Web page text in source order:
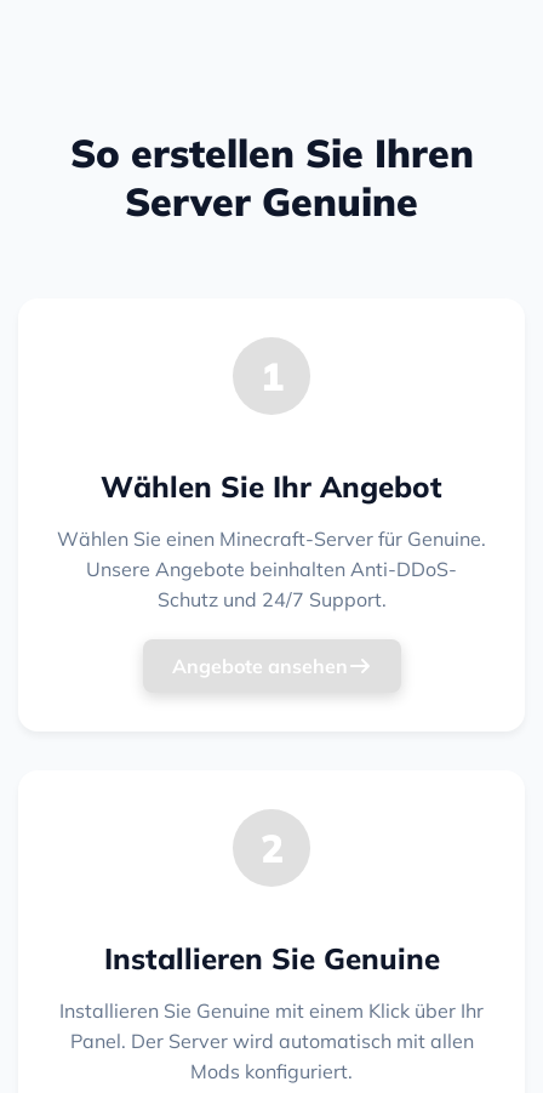
So erstellen Sie Ihren
Server Genuine
1
Wählen Sie Ihr Angebot
Wählen Sie einen Minecraft-Server für Genuine.
Unsere Angebote beinhalten Anti-DDoS-
Schutz und 24/7 Support.
Angebote ansehen
2
Installieren Sie Genuine
Installieren Sie Genuine mit einem Klick über Ihr
Panel. Der Server wird automatisch mit allen
Mods konfiguriert.